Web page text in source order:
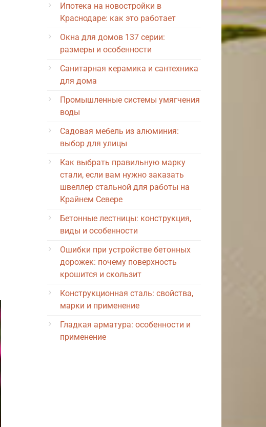
Ипотека на новостройки в
Краснодаре: как это работает
Окна для домов 137 серии:
размеры и особенности
Санитарная керамика и сантехника
для дома
Промышленные системы умягчения
воды
Садовая мебель из алюминия:
выбор для улицы
Как выбрать правильную марку
стали, если вам нужно заказать
швеллер стальной для работы на
Крайнем Севере
Бетонные лестницы: конструкция,
виды и особенности
Ошибки при устройстве бетонных
дорожек: почему поверхность
крошится и скользит
Конструкционная сталь: свойства,
марки и применение
Гладкая арматура: особенности и
применение